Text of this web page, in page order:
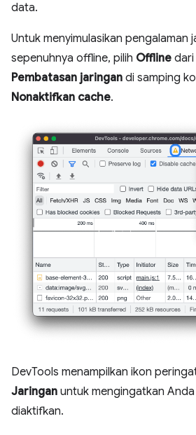
data.
Untuk menyimulasikan pengalaman
sepenuhnya offline, pilih Offline
Pembatasan jaringan di samping
Nonaktifkan cache.
DevTools menampilkan ikon
Jaringan untuk mengingatkan
diaktifkan.